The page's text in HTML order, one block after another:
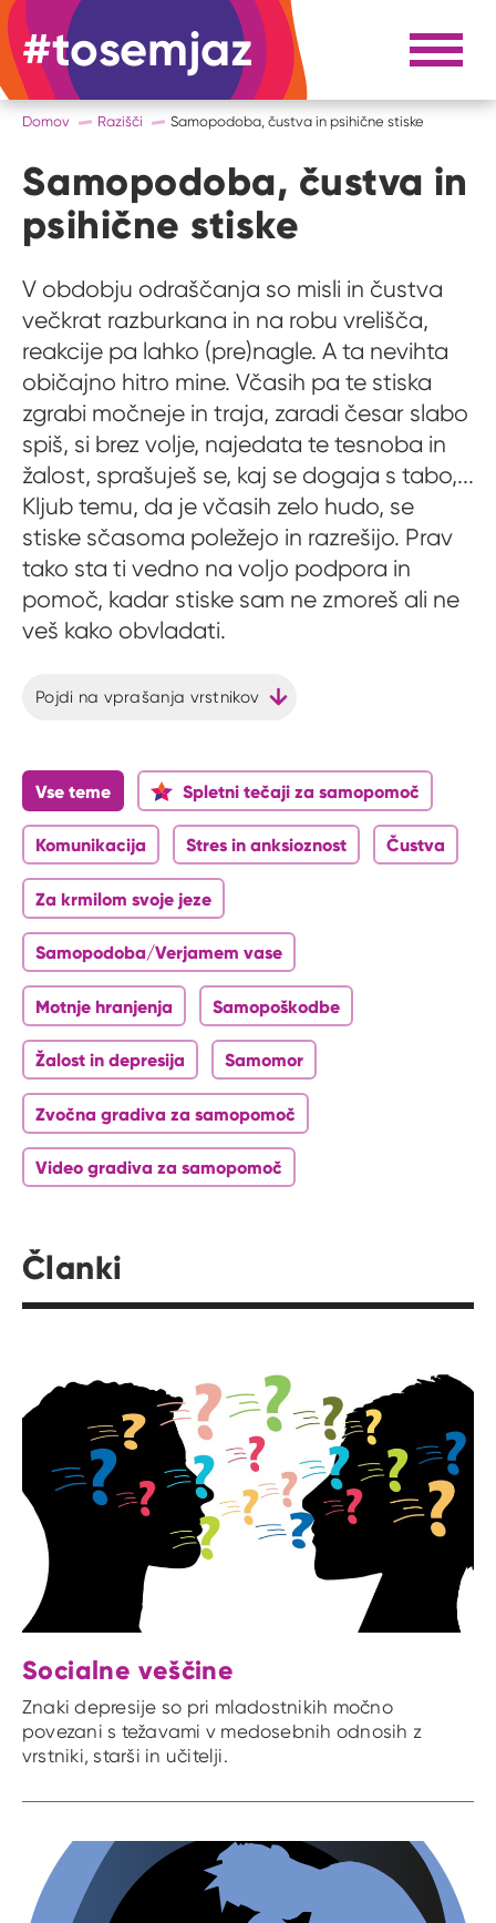
#tosemjaz #to sem jaz Razpri
Domov Razišči Samopodoba, čustva in psihične stiske
Samopodoba, čustva in
psihične stiske
V obdobju odraščanja so misli in čustva
večkrat razburkana in na robu vrelišča,
reakcije pa lahko (pre)nagle. A ta nevihta
običajno hitro mine. Včasih pa te stiska
zgrabi močneje in traja, zaradi česar slabo
spiš, si brez volje, najedata te tesnoba in
žalost, sprašuješ se, kaj se dogaja s tabo,...
Kljub temu, da je včasih zelo hudo, se
stiske sčasoma poležejo in razrešijo. Prav
tako sta ti vedno na voljo podpora in
pomoč, kadar stiske sam ne zmoreš ali ne
veš kako obvladati.
Pojdi na vprašanja vrstnikov
Vse teme Spletni tečaji za samopomoč
Komunikacija Stres in anksioznost Čustva
Za krmilom svoje jeze
Samopodoba/Verjamem vase
Motnje hranjenja Samopoškodbe
Žalost in depresija Samomor
Zvočna gradiva za samopomoč
Video gradiva za samopomoč
Članki
Socialne veščine
Znaki depresije so pri mladostnikih močno
povezani s težavami v medosebnih odnosih z
vrstniki, starši in učitelji.